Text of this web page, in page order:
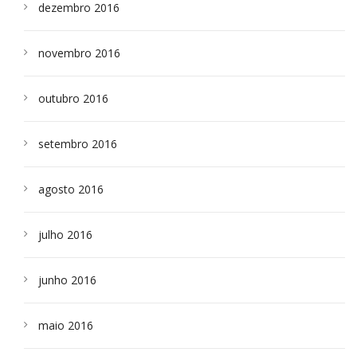
dezembro 2016
novembro 2016
outubro 2016
setembro 2016
agosto 2016
julho 2016
junho 2016
maio 2016